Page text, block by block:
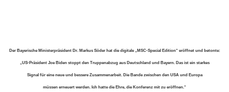
Der Bayerische Ministerpräsident Dr. Markus Söder hat die digitale „MSC-Special Edition“ eröffnet und betonte:
„US-Präsident Joe Biden stoppt den Truppenabzug aus Deutschland und Bayern. Das ist ein starkes
Signal für eine neue und bessere Zusammenarbeit. Die Bande zwischen den USA und Europa
müssen erneuert werden. Ich hatte die Ehre, die Konferenz mit zu eröffnen.“